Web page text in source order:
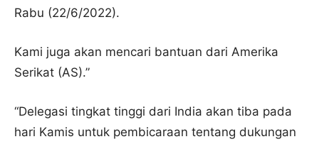
Rabu (22/6/2022).
Kami juga akan mencari bantuan dari Amerika
Serikat (AS).”
“Delegasi tingkat tinggi dari India akan tiba pada
hari Kamis untuk pembicaraan tentang dukungan